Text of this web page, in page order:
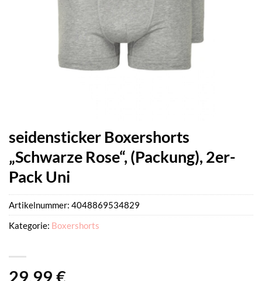
seidensticker Boxershorts
„Schwarze Rose“, (Packung), 2er-
Pack Uni
29,99 €
Artikelnummer: 4048869534829
Kategorie: Boxershorts